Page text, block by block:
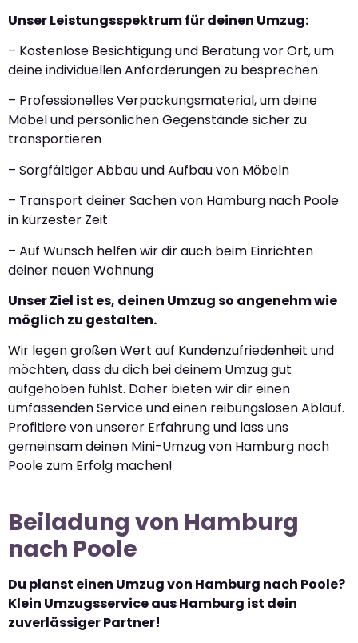
Unser Leistungsspektrum für deinen Umzug:
– Kostenlose Besichtigung und Beratung vor Ort, um
deine individuellen Anforderungen zu besprechen
– Professionelles Verpackungsmaterial, um deine
Möbel und persönlichen Gegenstände sicher zu
transportieren
– Sorgfältiger Abbau und Aufbau von Möbeln
– Transport deiner Sachen von Hamburg nach Poole
in kürzester Zeit
– Auf Wunsch helfen wir dir auch beim Einrichten
deiner neuen Wohnung
Unser Ziel ist es, deinen Umzug so angenehm wie
möglich zu gestalten.
Wir legen großen Wert auf Kundenzufriedenheit und
möchten, dass du dich bei deinem Umzug gut
aufgehoben fühlst. Daher bieten wir dir einen
umfassenden Service und einen reibungslosen Ablauf.
Profitiere von unserer Erfahrung und lass uns
gemeinsam deinen Mini-Umzug von Hamburg nach
Poole zum Erfolg machen!
Beiladung von Hamburg
nach Poole
Du planst einen Umzug von Hamburg nach Poole?
Klein Umzugsservice aus Hamburg ist dein
zuverlässiger Partner!